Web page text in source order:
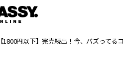
【1800円以下】完売続出！今、バズって